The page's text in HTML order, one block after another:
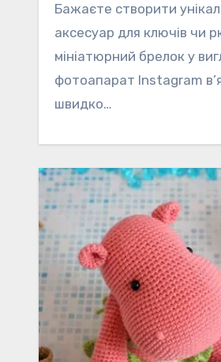
Бажаєте створити унікальний та яскравий
аксесуар для ключів чи
мініатюрний брелок у
фотоапарат Instagram
швидко…